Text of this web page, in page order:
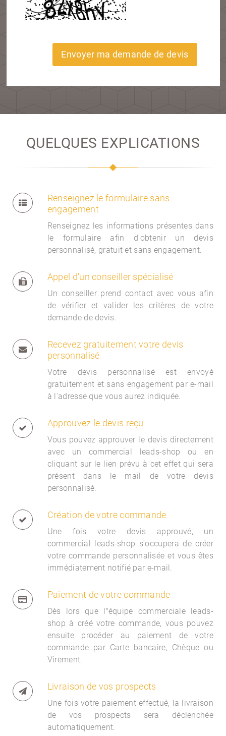
Envoyer ma demande de devis
QUELQUES EXPLICATIONS
Renseignez le formulaire sans
engagement
Renseignez les informations présentes dans
le formulaire afin d'obtenir un devis
personnalisé, gratuit et sans engagement.
Appel d'un conseiller spécialisé
Un conseiller prend contact avec vous afin
de vérifier et valider les critères de votre
demande de devis.
Recevez gratuitement votre devis
personnalisé
Votre devis personnalisé est envoyé
gratuitement et sans engagement par e-mail
à l'adresse que vous aurez indiquée.
Approuvez le devis reçu
Vous pouvez approuver le devis directement
avec un commercial leads-shop ou en
cliquant sur le lien prévu à cet effet qui sera
présent dans le mail de votre devis
personnalisé.
Création de votre commande
Une fois votre devis approuvé, un
commercial leads-shop s'occupera de créer
votre commande personnalisée et vous êtes
immédiatement notifié par e-mail.
Paiement de votre commande
Dès lors que l"équipe commerciale leads-
shop à créé votre commande, vous pouvez
ensuite procéder au paiement de votre
commande par Carte bancaire, Chèque ou
Virement.
Livraison de vos prospects
Une fois votre paiement effectué, la livraison
de vos prospects sera déclenchée
automatiquement.